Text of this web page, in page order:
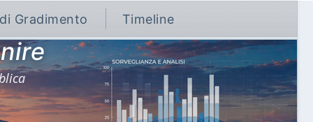
Gradimento Timeline